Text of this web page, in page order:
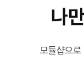
나
모듈샵으로